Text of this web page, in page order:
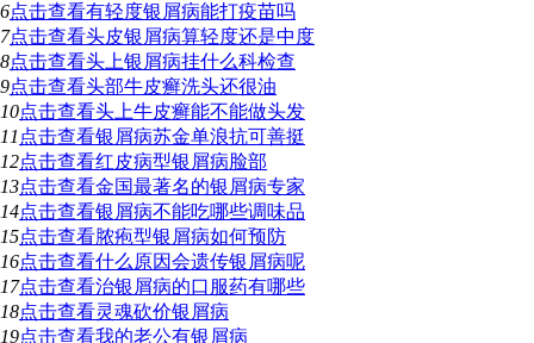
6点击查看有轻度银屑病能打疫苗吗
7点击查看头皮银屑病算轻度还是中度
8点击查看头上银屑病挂什么科检查
9点击查看头部牛皮癣洗头还很油
10点击查看头上牛皮癣能不能做头发
11 点击查看银屑病苏金单浪抗可善挺
12点击查看红皮病型银屑病脸部
13点击查看金国最著名的银屑病专家
14点击查看银屑病不能吃哪些调味品
15点击查看脓疱型银屑病如何预防
16点击查看什么原因会遗传银屑病呢
17点击查看治银屑病的口服药有哪些
18点击查看灵魂砍价银屑病
19点击查看我的老公有银屑病